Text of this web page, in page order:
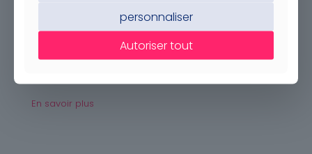
Notre mission
Nos établissements embrassent la mission éducative
lasallienne et en assurent l’avenir pour répondre aux
En savoir plus
personnaliser
Autoriser tout